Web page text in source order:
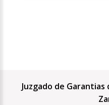
Juzgado de Garantias